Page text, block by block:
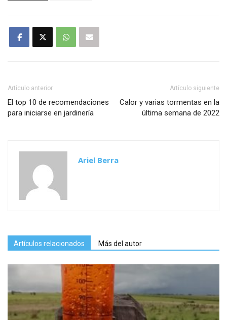
Artículo anterior
El top 10 de recomendaciones
para iniciarse en jardinería
Artículo siguiente
Calor y varias tormentas en la
última semana de 2022
Ariel Berra
Artículos relacionados Más del autor